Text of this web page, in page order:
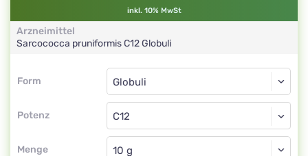
inkl. 10% MwSt
Arzneimittel
Sarcococca pruniformisC12Globuli
Form
Form
Potenz
Globuli
C12
Menge
Globuli